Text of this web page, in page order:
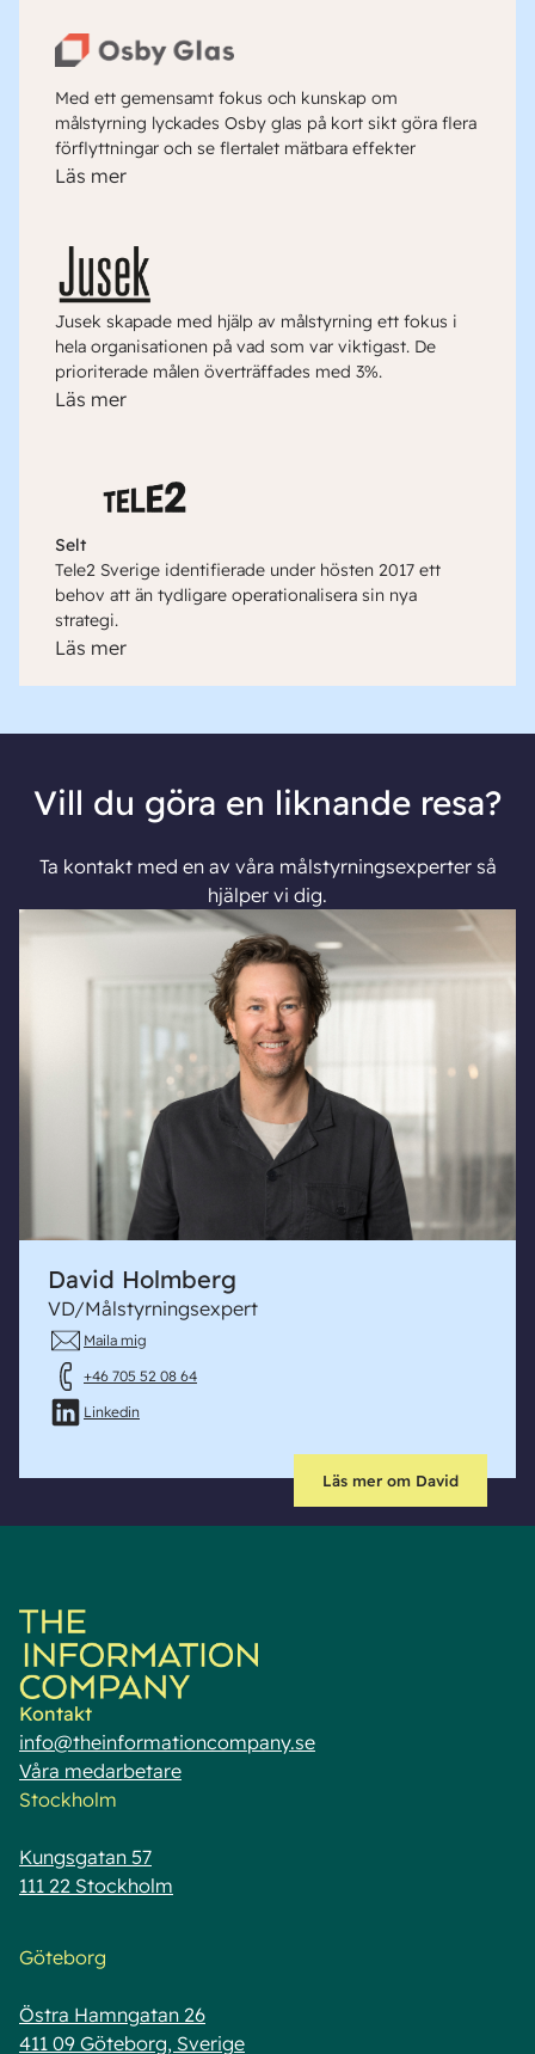
Med ett gemensamt fokus och kunskap om
målstyrning lyckades Osby glas på kort sikt göra flera
förflyttningar och se flertalet mätbara effekter
Läs mer
Jusek skapade med hjälp av målstyrning ett fokus i
hela organisationen på vad som var viktigast. De
prioriterade målen överträffades med 3%.
Läs mer
Selt
Tele2 Sverige identifierade under hösten 2017 ett
behov att än tydligare operationalisera sin nya
strategi.
Läs mer
Vill du göra en liknande resa?
Ta kontakt med en av våra målstyrningsexperter så
hjälper vi dig.
David Holmberg
VD/Målstyrningsexpert
Maila mig
+46 705 52 08 64
Linkedin
Läs mer om David
Kontakt
info@theinformationcompany.se
Våra medarbetare
Stockholm
Kungsgatan 57
111 22 Stockholm
Göteborg
Östra Hamngatan 26
411 09 Göteborg, Sverige